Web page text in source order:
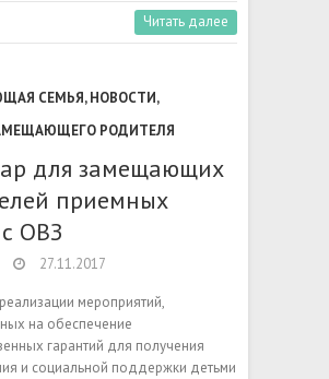
Читать далее
СЕМЬЯ,НОВОСТИ,
РОДИТЕЛЯ
для замещающих
приемных
ОВЗ
27.11.2017
мероприятий,
на обеспечение
гарантий для получения
и социальной поддержки детьми